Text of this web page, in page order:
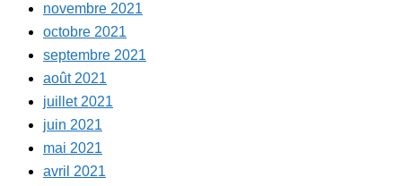
novembre 2021
octobre 2021
septembre 2021
août 2021
juillet 2021
juin 2021
mai 2021
avril 2021